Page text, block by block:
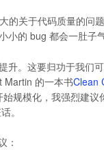
关于代码质量的问
的 bug 都会一肚子
升。这要归功于我们
Martin 的一本书Clean
规模化，我强烈建
。
：